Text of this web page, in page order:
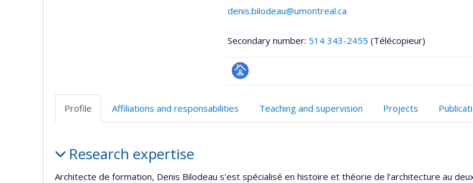
denis.bilodeau@umontreal.ca
Secondary number: 514 343-2455 (Télécopieur)
Page
(faculté,département,école)
Profile Affiliations and responsabilities Teaching and supervision Projects
Research expertise
Architecte de formation, Denis Bilodeau s’est spécialisé en histoire et théorie de l’architecture au